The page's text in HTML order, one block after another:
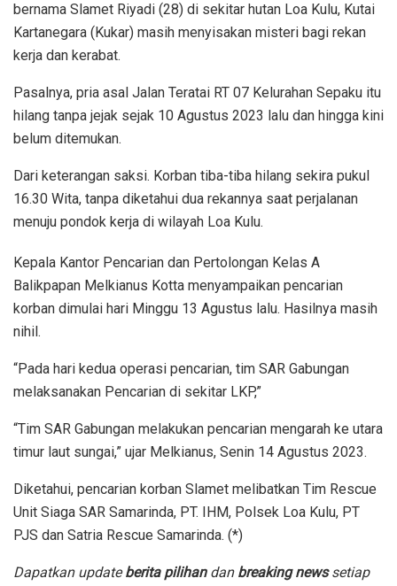
bernama Slamet Riyadi (28) di sekitar hutan Loa Kulu, Kutai
Kartanegara (Kukar) masih menyisakan misteri bagi rekan
kerja dan kerabat.
Pasalnya, pria asal Jalan Teratai RT 07 Kelurahan Sepaku itu
hilang tanpa jejak sejak 10 Agustus 2023 lalu dan hingga kini
belum ditemukan.
Dari keterangan saksi. Korban tiba-tiba hilang sekira pukul
16.30 Wita, tanpa diketahui dua rekannya saat perjalanan
menuju pondok kerja di wilayah Loa Kulu.
Kepala Kantor Pencarian dan Pertolongan Kelas A
Balikpapan Melkianus Kotta menyampaikan pencarian
korban dimulai hari Minggu 13 Agustus lalu. Hasilnya masih
nihil.
“Pada hari kedua operasi pencarian, tim SAR Gabungan
melaksanakan Pencarian di sekitar LKP,”
“Tim SAR Gabungan melakukan pencarian mengarah ke utara
timur laut sungai,” ujar Melkianus, Senin 14 Agustus 2023.
Diketahui, pencarian korban Slamet melibatkan Tim Rescue
Unit Siaga SAR Samarinda, PT. IHM, Polsek Loa Kulu, PT
PJS dan Satria Rescue Samarinda. (*)
Dapatkan updateberita pilihan dan breaking newssetiap